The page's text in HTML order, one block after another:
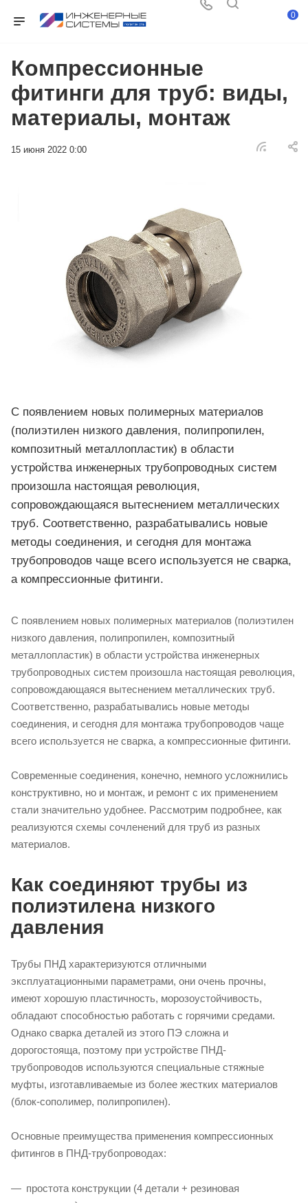
0
Компрессионные
фитинги для труб: виды,
материалы, монтаж
15 июня 2022 0:00
С появлением новых полимерных материалов
(полиэтилен низкого давления, полипропилен,
композитный металлопластик) в области
устройства инженерных трубопроводных систем
произошла настоящая революция,
сопровождающаяся вытеснением металлических
труб. Соответственно, разрабатывались новые
методы соединения, и сегодня для монтажа
трубопроводов чаще всего используется не сварка,
а компрессионные фитинги.
С появлением новых полимерных материалов (полиэтилен
низкого давления, полипропилен, композитный
металлопластик) в области устройства инженерных
трубопроводных систем произошла настоящая революция,
сопровождающаяся вытеснением металлических труб.
Соответственно, разрабатывались новые методы
соединения, и сегодня для монтажа трубопроводов чаще
всего используется не сварка, а компрессионные фитинги.
Современные соединения, конечно, немного усложнились
конструктивно, но и монтаж, и ремонт с их применением
стали значительно удобнее. Рассмотрим подробнее, как
реализуются схемы сочленений для труб из разных
материалов.
Как соединяют трубы из
полиэтилена низкого
давления
Трубы ПНД характеризуются отличными
эксплуатационными параметрами, они очень прочны,
имеют хорошую пластичность, морозоустойчивость,
обладают способностью работать с горячими средами.
Однако сварка деталей из этого ПЭ сложна и
дорогостояща, поэтому при устройстве ПНД-
трубопроводов используются специальные стяжные
муфты, изготавливаемые из более жестких материалов
(блок-сополимер, полипропилен).
Основные преимущества применения компрессионных
фитингов в ПНД-трубопроводах:
простота конструкции (4 детали + резиновая